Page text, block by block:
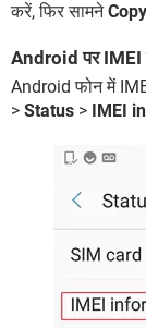
करें, फिर सामनेCopy
Android पर IMEI
Android फोन में
> Status > IMEI